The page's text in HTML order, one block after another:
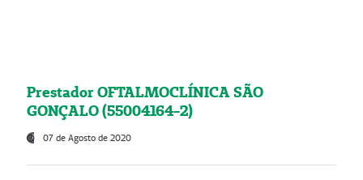
Prestador OFTALMOCLÍNICA SÃO
GONÇALO (55004164-2)
07 de Agosto de 2020